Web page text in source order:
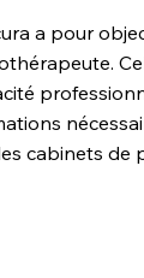
a pour
cabinets de